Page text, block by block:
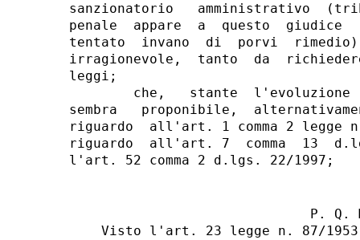
sanzionatorio   amministrativo
penale  appare  a  questo  giudice
tentato  invano  di  porvi
irragionevole,  tanto  da
leggi;
che,   stante  l'evoluzione
sembra   proponibile,
riguardo  all'art. 1 comma 2 legge
riguardo  all'art. 7  comma  13
P. Q.
Visto l'art. 23 legge n. 87/